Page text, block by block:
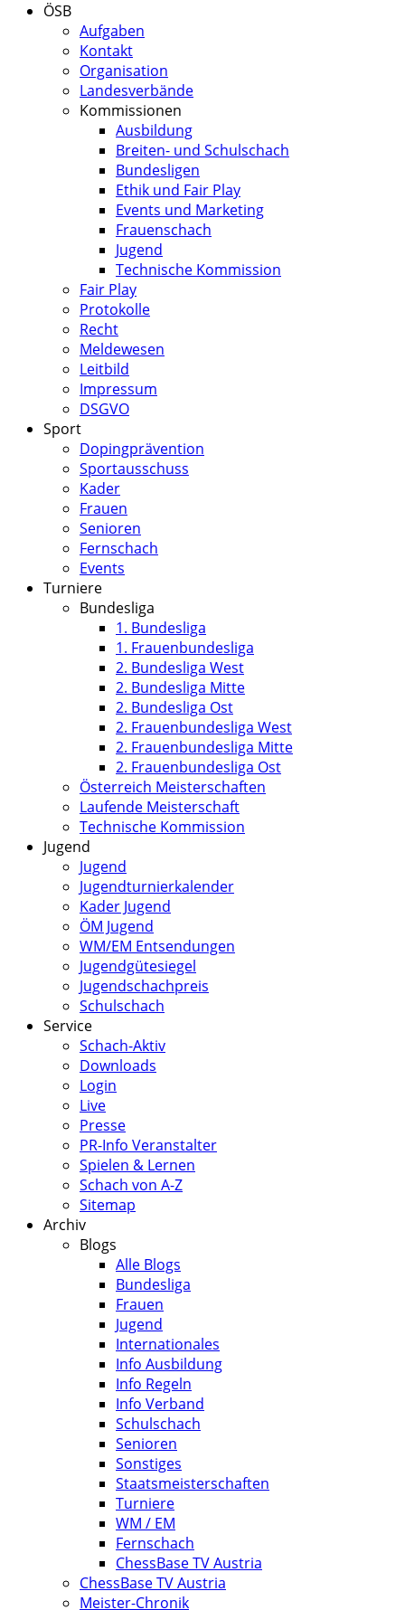
ÖSB
Aufgaben
Kontakt
Organisation
Landesverbände
Kommissionen
Ausbildung
Breiten- und Schulschach
Bundesligen
Ethik und Fair Play
Events und Marketing
Frauenschach
Jugend
Technische Kommission
Fair Play
Protokolle
Recht
Meldewesen
Leitbild
Impressum
DSGVO
Sport
Dopingprävention
Sportausschuss
Kader
Frauen
Senioren
Fernschach
Events
Turniere
Bundesliga
1. Bundesliga
1. Frauenbundesliga
2. Bundesliga West
2. Bundesliga Mitte
2. Bundesliga Ost
2. Frauenbundesliga West
2. Frauenbundesliga Mitte
2. Frauenbundesliga Ost
Österreich Meisterschaften
Laufende Meisterschaft
Technische Kommission
Jugend
Jugend
Jugendturnierkalender
Kader Jugend
ÖM Jugend
WM/EM Entsendungen
Jugendgütesiegel
Jugendschachpreis
Schulschach
Service
Schach-Aktiv
Downloads
Login
Live
Presse
PR-Info Veranstalter
Spielen & Lernen
Schach von A-Z
Sitemap
Archiv
Blogs
Alle Blogs
Bundesliga
Frauen
Jugend
Internationales
Info Ausbildung
Info Regeln
Info Verband
Schulschach
Senioren
Sonstiges
Staatsmeisterschaften
Turniere
WM / EM
Fernschach
ChessBase TV Austria
ChessBase TV Austria
Meister-Chronik